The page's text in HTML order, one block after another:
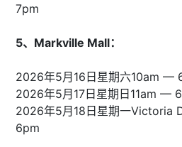
7pm
5、Markville Mall：
2026年5月16日星期六10am —
2026年5月17日星期日11am —
2026年5月18日星期一Victoria
6pm